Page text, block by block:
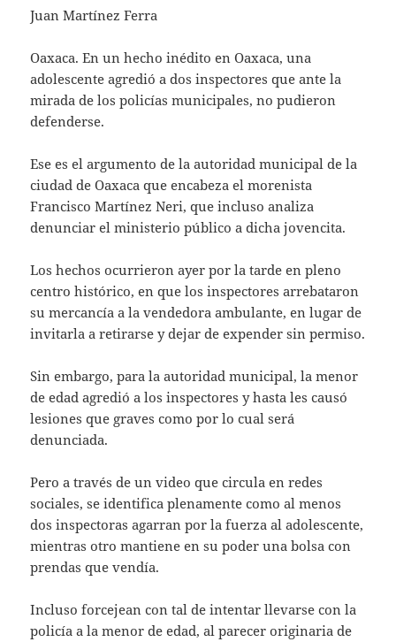
Juan Martínez Ferra
Oaxaca. En un hecho inédito en Oaxaca, una
adolescente agredió a dos inspectores que ante la
mirada de los policías municipales, no pudieron
defenderse.
Ese es el argumento de la autoridad municipal de la
ciudad de Oaxaca que encabeza el morenista
Francisco Martínez Neri, que incluso analiza
denunciar el ministerio público a dicha jovencita.
Los hechos ocurrieron ayer por la tarde en pleno
centro histórico, en que los inspectores arrebataron
su mercancía a la vendedora ambulante, en lugar de
invitarla a retirarse y dejar de expender sin permiso.
Sin embargo, para la autoridad municipal, la menor
de edad agredió a los inspectores y hasta les causó
lesiones que graves como por lo cual será
denunciada.
Pero a través de un video que circula en redes
sociales, se identifica plenamente como al menos
dos inspectoras agarran por la fuerza al adolescente,
mientras otro mantiene en su poder una bolsa con
prendas que vendía.
Incluso forcejean con tal de intentar llevarse con la
policía a la menor de edad, al parecer originaria de